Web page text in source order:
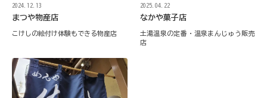
2024.12.13
まつや物産店
こけしの絵付け体験もできる物産店
2025.04.22
なかや菓子店
土湯温泉の定番・温泉まんじゅう販売
店